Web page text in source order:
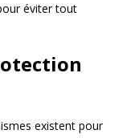
éviter tout
existent pour